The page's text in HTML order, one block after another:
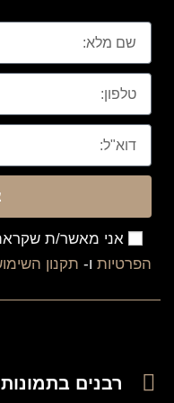
אני מאשר/ת
הפרטיות ו- תקנון
רבנים בתמונות